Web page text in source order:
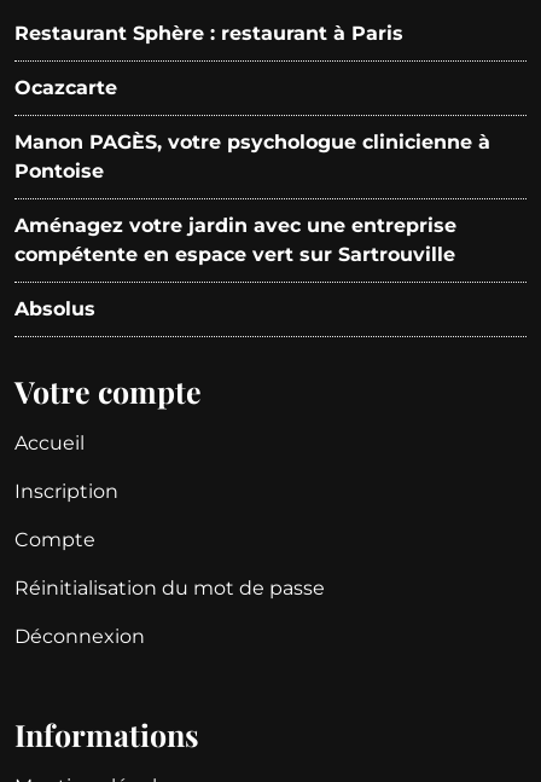
Restaurant Sphère : restaurant à Paris
Ocazcarte
Manon PAGÈS, votre psychologue clinicienne à
Pontoise
Aménagez votre jardin avec une entreprise
compétente en espace vert sur Sartrouville
Absolus
Votre compte
Accueil
Inscription
Compte
Réinitialisation du mot de passe
Déconnexion
Informations